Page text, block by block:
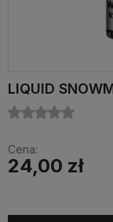
LIQUID
Cena:
24,00 zł